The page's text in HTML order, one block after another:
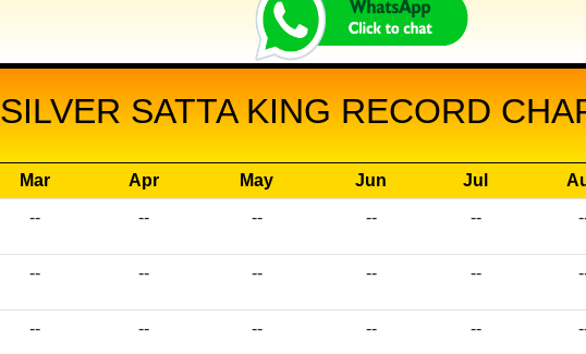
SILVER SATTA KING RECORD
Mar Apr May Jun Jul
-- -- -- -- --
-- -- -- -- --
-- -- -- -- --